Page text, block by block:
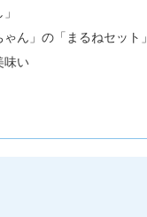
ゃん」の「まるねセット」
味い